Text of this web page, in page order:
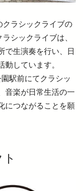
ラシックライブの
シックライブは、
で生演奏を行い、日
しています。
駅前にてクラシッ
音楽が日常生活の一
につながることを願